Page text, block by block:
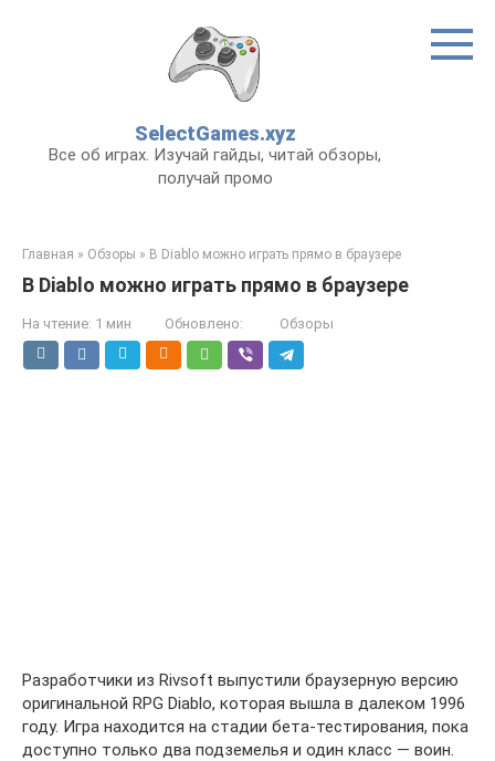
SelectGames.xyz
Все об играх. Изучай гайды, читай обзоры,
получай промо
Главная » Обзоры » В Diablo можно играть прямо в браузере
В Diablo можно играть прямо в браузере
На чтение: 1 мин Обновлено: Обзоры
Разработчики из Rivsoft выпустили браузерную версию
оригинальной RPG Diablo, которая вышла в далеком 1996
году. Игра находится на стадии бета-тестирования, пока
доступно только два подземелья и один класс — воин.